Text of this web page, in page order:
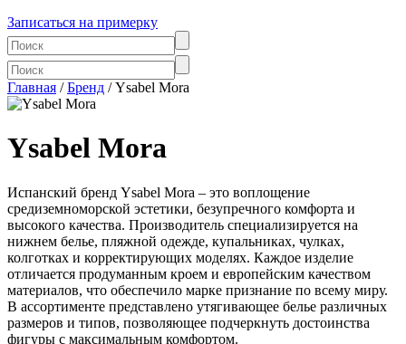
Записаться на примерку
Главная /Бренд / Ysabel Mora
Ysabel Mora
Испанский бренд Ysabel Mora – это воплощение
средиземноморской эстетики, безупречного комфорта и
высокого качества. Производитель специализируется на
нижнем белье, пляжной одежде, купальниках, чулках,
колготках и корректирующих моделях. Каждое изделие
отличается продуманным кроем и европейским качеством
материалов, что обеспечило марке признание по всему миру.
В ассортименте представлено утягивающее белье различных
размеров и типов, позволяющее подчеркнуть достоинства
фигуры с максимальным комфортом.